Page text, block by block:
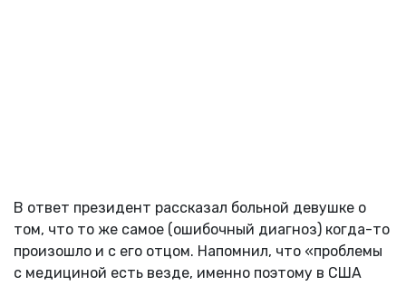
В ответ президент рассказал больной девушке о
том, что то же самое (ошибочный диагноз) когда-то
произошло и с его отцом. Напомнил, что «проблемы
с медициной есть везде, именно поэтому в США